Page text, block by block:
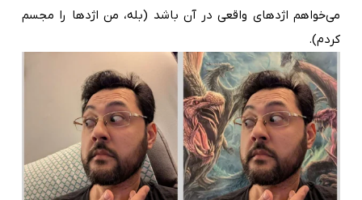
می‌خواهم اژدهای واقعی در آن باشد (بله، من اژدها را مجسم
کردم).